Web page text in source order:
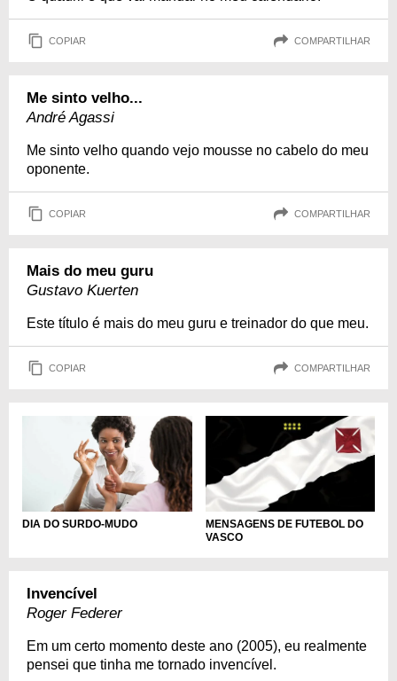
COPIAR COMPARTILHAR
Me sinto velho...
André Agassi
Me sinto velho quando vejo mousse no cabelo do meu
oponente.
COPIAR COMPARTILHAR
Mais do meu guru
Gustavo Kuerten
Este título é mais do meu guru e treinador do que meu.
COPIAR COMPARTILHAR
DIA DO SURDO-MUDO
MENSAGENS DE FUTEBOL DO
VASCO
Invencível
Roger Federer
Em um certo momento deste ano (2005), eu realmente
pensei que tinha me tornado invencível.